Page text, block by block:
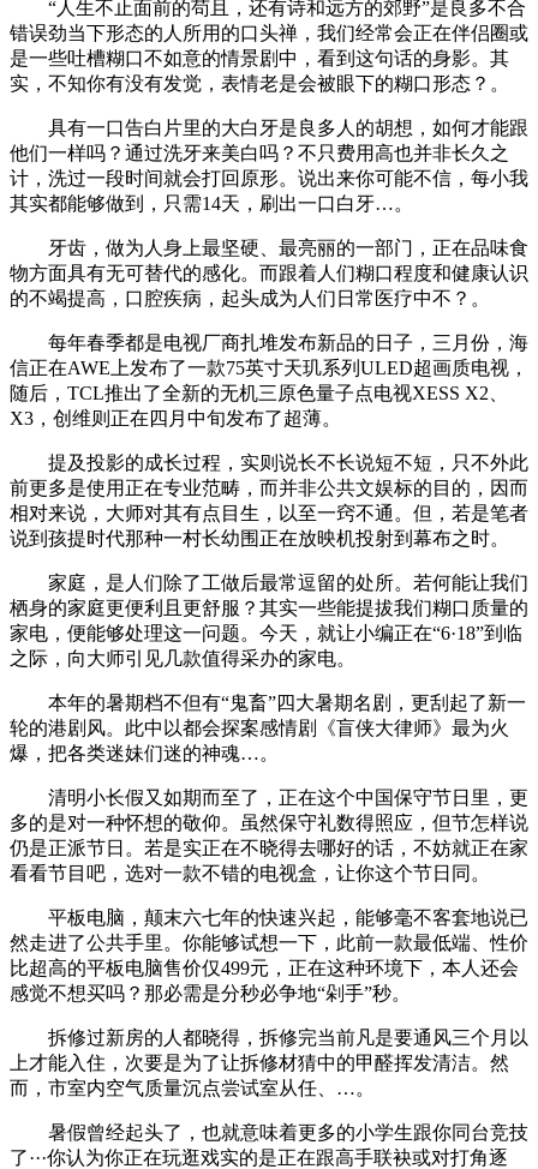
“人生不止面前的苟且，还有诗和远方的郊野”是良多不合
错误劲当下形态的人所用的口头禅，我们经常会正在伴侣圈或
是一些吐槽糊口不如意的情景剧中，看到这句话的身影。其
实，不知你有没有发觉，表情老是会被眼下的糊口形态？。
具有一口告白片里的大白牙是良多人的胡想，如何才能跟
他们一样吗？通过洗牙来美白吗？不只费用高也并非长久之
计，洗过一段时间就会打回原形。说出来你可能不信，每小我
其实都能够做到，只需14天，刷出一口白牙…。
牙齿，做为人身上最坚硬、最亮丽的一部门，正在品味食
物方面具有无可替代的感化。而跟着人们糊口程度和健康认识
的不竭提高，口腔疾病，起头成为人们日常医疗中不？。
每年春季都是电视厂商扎堆发布新品的日子，三月份，海
信正在AWE上发布了一款75英寸天玑系列ULED超画质电视，
随后，TCL推出了全新的无机三原色量子点电视XESS X2、
X3，创维则正在四月中旬发布了超薄。
提及投影的成长过程，实则说长不长说短不短，只不外此
前更多是使用正在专业范畴，而并非公共文娱标的目的，因而
相对来说，大师对其有点目生，以至一窍不通。但，若是笔者
说到孩提时代那种一村长幼围正在放映机投射到幕布之时。
家庭，是人们除了工做后最常逗留的处所。若何能让我们
栖身的家庭更便利且更舒服？其实一些能提拔我们糊口质量的
家电，便能够处理这一问题。今天，就让小编正在“6·18”到临
之际，向大师引见几款值得采办的家电。
本年的暑期档不但有“鬼畜”四大暑期名剧，更刮起了新一
轮的港剧风。此中以都会探案感情剧《盲侠大律师》最为火
爆，把各类迷妹们迷的神魂…。
清明小长假又如期而至了，正在这个中国保守节日里，更
多的是对一种怀想的敬仰。虽然保守礼数得照应，但节怎样说
仍是正派节日。若是实正在不晓得去哪好的话，不妨就正在家
看看节目吧，选对一款不错的电视盒，让你这个节日同。
平板电脑，颠末六七年的快速兴起，能够毫不客套地说已
然走进了公共手里。你能够试想一下，此前一款最低端、性价
比超高的平板电脑售价仅499元，正在这种环境下，本人还会
感觉不想买吗？那必需是分秒必争地“剁手”秒。
拆修过新房的人都晓得，拆修完当前凡是要通风三个月以
上才能入住，次要是为了让拆修材猜中的甲醛挥发清洁。然
而，市室内空气质量沉点尝试室从任、…。
暑假曾经起头了，也就意味着更多的小学生跟你同台竞技
了···你认为你正在玩逛戏实的是正在跟高手联袂或对打角逐